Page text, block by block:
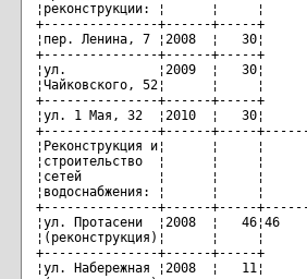
¦реконструкции: ¦      ¦
+---------------+------+-----+
¦пер. Ленина, 7 ¦2008  ¦
+---------------+------+-----+
¦ул.            ¦2009  ¦   30¦
¦Чайковского, 52¦      ¦
+---------------+------+-----+
¦ул. 1 Мая, 32  ¦2010  ¦
+---------------+------+-----
¦Реконструкция и¦      ¦     ¦
¦строительство  ¦      ¦
¦сетей          ¦      ¦     ¦
¦водоснабжения: ¦      ¦
+---------------+------+-----
¦ул. Протасени  ¦2008  ¦
¦(реконструкция)¦      ¦
+---------------+------+-----+
¦ул. Набережная ¦2008  ¦